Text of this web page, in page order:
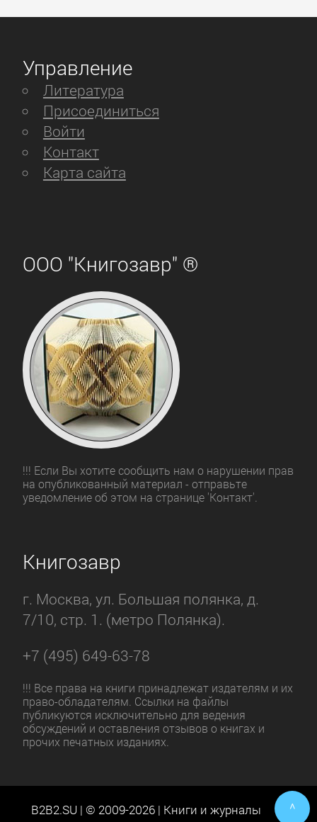
Управление
Литература
Присоединиться
Войти
Контакт
Карта сайта
ООО "Книгозавр" ®
!!! Если Вы хотите сообщить нам о нарушении прав
на опубликованный материал - отправьте
уведомление об этом на странице 'Контакт'.
Книгозавр
г. Москва, ул. Большая полянка, д.
7/10, стр. 1. (метро Полянка).
+7 (495) 649-63-78
!!! Все права на книги принадлежат издателям и их
право-обладателям. Ссылки на файлы
публикуются исключительно для ведения
обсуждений и оставления отзывов о книгах и
прочих печатных изданиях.
B2B2.SU | © 2009-2026 | Книги и журналы ^